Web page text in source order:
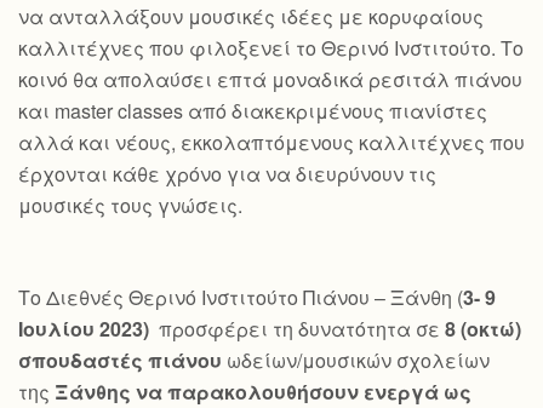
να ανταλλάξουν μουσικές ιδέες με κορυφαίους
καλλιτέχνες που φιλοξενεί το Θερινό Ινστιτούτο. Το
κοινό θα απολαύσει επτά μοναδικά ρεσιτάλ πιάνου
και master classes από διακεκριμένους πιανίστες
αλλά και νέους, εκκολαπτόμενους καλλιτέχνες που
έρχονται κάθε χρόνο για να διευρύνουν τις
μουσικές τους γνώσεις.
Το Διεθνές Θερινό Ινστιτούτο Πιάνου – Ξάνθη (3- 9
Ιουλίου 2023) προσφέρει τη δυνατότητα σε 8 (οκτώ)
σπουδαστές πιάνου ωδείων/μουσικών σχολείων
της Ξάνθης να παρακολουθήσουν ενεργά ως